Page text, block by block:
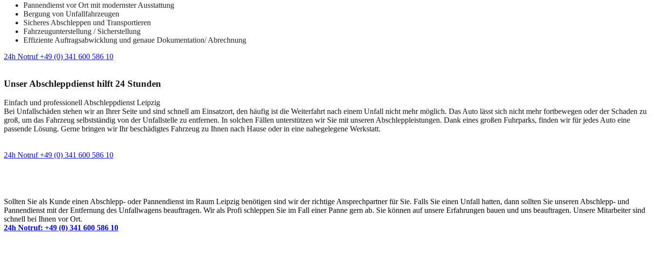
Pannendienst vor Ort mit modernster Ausstattung
Bergung von Unfallfahrzeugen
Sicheres Abschleppen und Transportieren
Fahrzeugunterstellung / Sicherstellung
Effiziente Auftragsabwicklung und genaue Dokumentation/ Abrechnung
24h Notruf +49 (0) 341 600 586 10
Unser Abschleppdienst hilft 24 Stunden
Einfach und professionell Abschleppdienst Leipzig
Bei Unfallschäden stehen wir an Ihrer Seite und sind schnell am Einsatzort, den häufig ist die Weiterfahrt nach einem Unfall nicht mehr möglich. Das Auto lässt sich nicht mehr fortbewegen oder der Schaden zu
groß, um das Fahrzeug selbstständig von der Unfallstelle zu entfernen. In solchen Fällen unterstützen wir Sie mit unseren Abschleppleistungen. Dank eines großen Fuhrparks, finden wir für jedes Auto eine
passende Lösung. Gerne bringen wir Ihr beschädigtes Fahrzeug zu Ihnen nach Hause oder in eine nahegelegene Werkstatt.
24h Notruf +49 (0) 341 600 586 10
Sollten Sie als Kunde einen Abschlepp- oder Pannendienst im Raum Leipzig benötigen sind wir der richtige Ansprechpartner für Sie. Falls Sie einen Unfall hatten, dann sollten Sie unseren Abschlepp- und
Pannendienst mit der Entfernung des Unfallwagens beauftragen. Wir als Profi schleppen Sie im Fall einer Panne gern ab. Sie können auf unsere Erfahrungen bauen und uns beauftragen. Unsere Mitarbeiter sind
schnell bei Ihnen vor Ort.
24h Notruf: +49 (0) 341 600 586 10